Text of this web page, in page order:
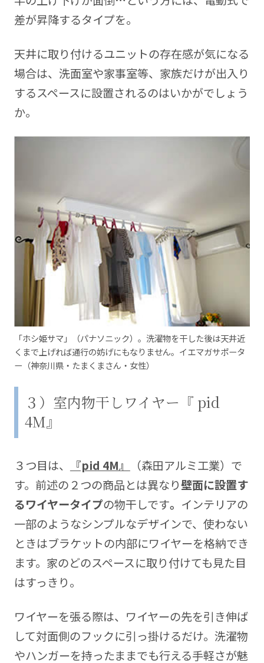
差が昇降するタイプを。
天井に取り付けるユニットの存在感が気になる
場合は、洗面室や家事室等、家族だけが出入り
するスペースに設置されるのはいかがでしょう
か。
「ホシ姫サマ」（パナソニック）。洗濯物を干した後は天井近
くまで上げれば通行の妨げにもなりません。イエマガサポータ
ー（神奈川県・たまくまさん・女性）
３）室内物干しワイヤー『 pid
4M』
３つ目は、 『pid 4M』
（森田アルミ工業）で
す。前述の２つの商品とは異なり壁面に設置す
るワイヤータイプの物干しです。 インテリアの
一部のようなシンプルなデザインで、使わない
ときはブラケットの内部にワイヤーを格納でき
ます。家のどのスペースに取り付けても見た目
はすっきり。
ワイヤーを張る際は、ワイヤーの先を引き伸ば
して対面側のフックに引っ掛けるだけ。洗濯物
やハンガーを持ったままでも行える手軽さが魅